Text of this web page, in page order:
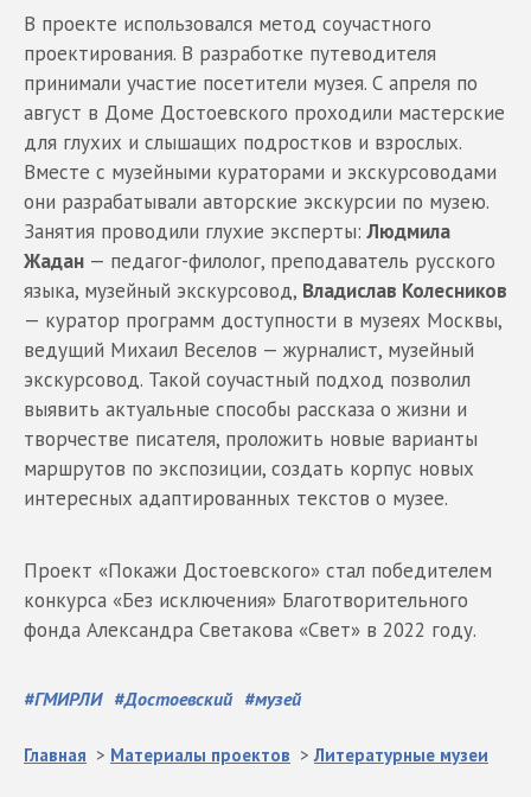
В проекте использовался метод соучастного
проектирования. В разработке путеводителя
принимали участие посетители музея. С апреля по
август в Доме Достоевского проходили мастерские
для глухих и слышащих подростков и взрослых.
Вместе с музейными кураторами и экскурсоводами
они разрабатывали авторские экскурсии по музею.
Занятия проводили глухие эксперты:Людмила
Жадан — педагог-филолог, преподаватель русского
языка, музейный экскурсовод, Владислав Колесников
— куратор программ доступности в музеях Москвы,
ведущий Михаил Веселов — журналист, музейный
экскурсовод. Такой соучастный подход позволил
выявить актуальные способы рассказа о жизни и
творчестве писателя, проложить новые варианты
маршрутов по экспозиции, создать корпус новых
интересных адаптированных текстов о музее.
Проект «Покажи Достоевского» стал победителем
конкурса «Без исключения» Благотворительного
фонда Александра Светакова «Свет» в 2022 году.
#ГМИРЛИ #Достоевский #музей
Главная > Материалы проектов >Литературные музеи